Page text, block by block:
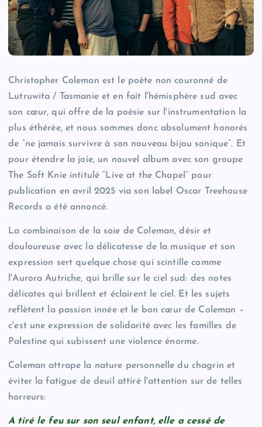
Christopher Coleman est le poète non couronné de
Lutruwita / Tasmanie et en fait l'hémisphère sud avec
son cœur, qui offre de la poésie sur l'instrumentation la
plus éthérée, et nous sommes donc absolument honorés
de “ne jamais survivre à son nouveau bijou sonique”. Et
pour étendre la joie, un nouvel album avec son groupe
The Soft Knie intitulé “Live at the Chapel” pour
publication en avril 2025 via son label Oscar Treehouse
Records a été annoncé.
La combinaison de la soie de Coleman, désir et
douloureuse avec la délicatesse de la musique et son
expression sert quelque chose qui scintille comme
l'Aurora Autriche, qui brille sur le ciel sud: des notes
délicates qui brillent et éclairent le ciel. Et les sujets
reflètent la passion innée et le bon cœur de Coleman –
c'est une expression de solidarité avec les familles de
Palestine qui subissent une violence énorme.
Coleman attrape la nature personnelle du chagrin et
éviter la fatigue de deuil attiré l'attention sur de telles
horreurs:
A tiré le feu sur son seul enfant, elle a cessé de